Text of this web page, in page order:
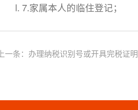
l. 7.家属本人的临住登记；
上一条： 办理纳税识别号或开具完税证明